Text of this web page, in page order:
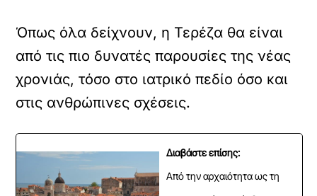
Όπως όλα δείχνουν, η Τερέζα θα είναι
από τις πιο δυνατές παρουσίες της νέας
χρονιάς, τόσο στο ιατρικό πεδίο όσο και
στις ανθρώπινες σχέσεις.
Διαβάστε επίσης:
Από την αρχαιότητα ως τη